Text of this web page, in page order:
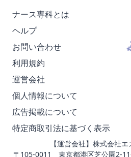
ナース専科とは
ヘルプ
お問い合わせ
利用規約
運営会社
個人情報について
広告掲載について
特定商取引法に基づく表示
【運営会社】株式会社
〒105-0011 東京都港区芝公園2-